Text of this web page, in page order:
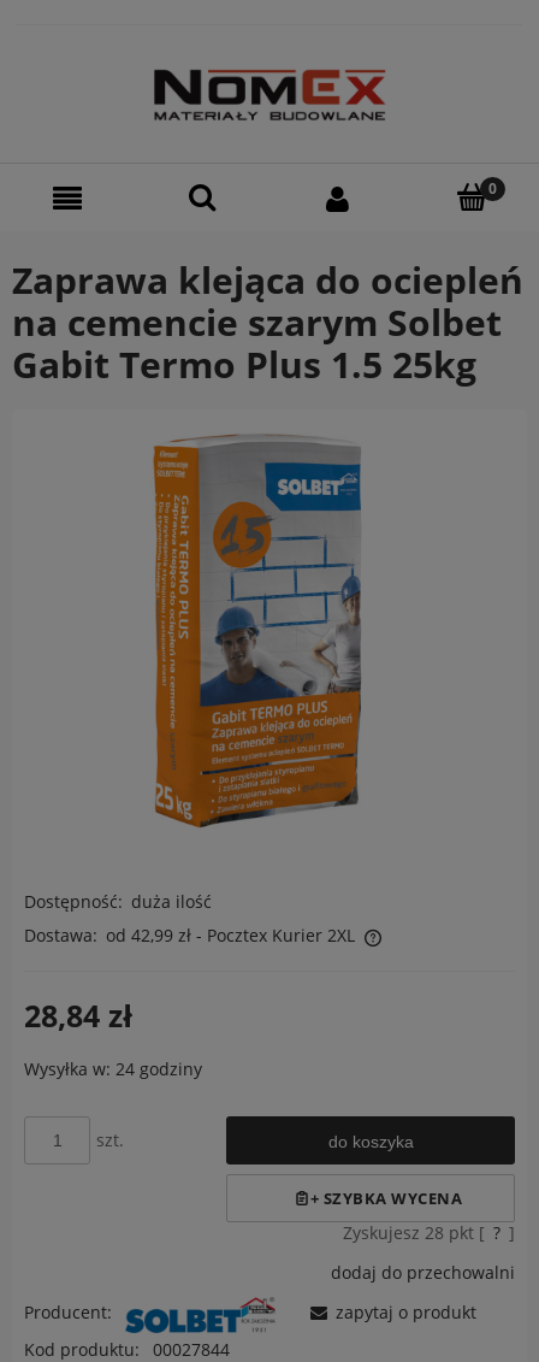
Zaprawa klejąca do ociepleń
na cemencie szarym Solbet
Gabit Termo Plus 1.5 25kg
Dostępność: duża ilość
Dostawa: od 42,99 zł - Pocztex Kurier 2XL
28,84 zł
Wysyłka w: 24 godziny
szt. do koszyka
Zyskujesz 28 pkt [ ? ]
dodaj do przechowalni
Producent:
Kod produktu:
00027844
zapytaj o produkt